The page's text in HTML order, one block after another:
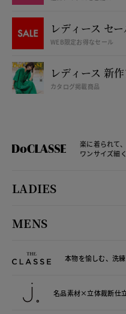
レディース セ
WEB限定お得なセール
レディース 新
カタログ掲載商品
楽に着られて、
ワンサイズ細
LADIES
MENS
本物を愉しむ、洗
名品素材×立体裁断仕